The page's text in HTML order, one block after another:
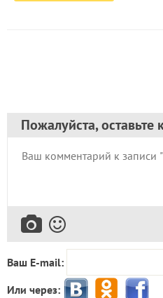
Пожалуйста, оставьте
Ваш E-mail:
Или через: